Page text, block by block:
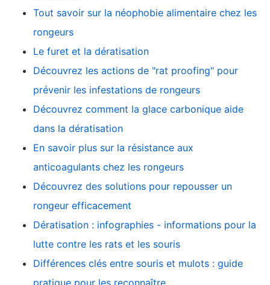
Tout savoir sur la néophobie alimentaire chez les
rongeurs
Le furet et la dératisation
Découvrez les actions de "rat proofing" pour
prévenir les infestations de rongeurs
Découvrez comment la glace carbonique aide
dans la dératisation
En savoir plus sur la résistance aux
anticoagulants chez les rongeurs
Découvrez des solutions pour repousser un
rongeur efficacement
Dératisation : infographies - informations pour la
lutte contre les rats et les souris
Différences clés entre souris et mulots : guide
pratique pour les reconnaître